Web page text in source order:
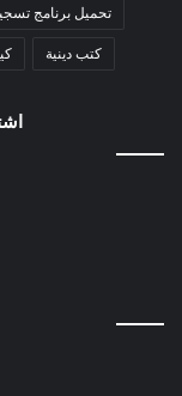
تحميل برنامج
كتب دينية